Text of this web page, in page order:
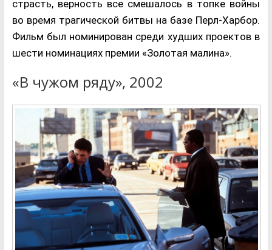
страсть, верность все смешалось в топке войны
во время трагической битвы на базе Перл-Харбор.
Фильм был номинирован среди худших проектов в
шести номинациях премии «Золотая малина».
«В чужом ряду», 2002